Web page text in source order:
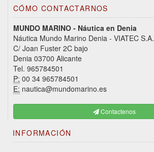
CÓMO CONTACTARNOS
MUNDO MARINO - Náutica en Denia
Náutica Mundo Marino Denia - VIATEC S.A.
C/ Joan Fuster 2C bajo
Denia 03700 Alicante
Tel. 965784501
P: 00 34 965784501
E: nautica@mundomarino.es
Contactenos
INFORMACIÓN